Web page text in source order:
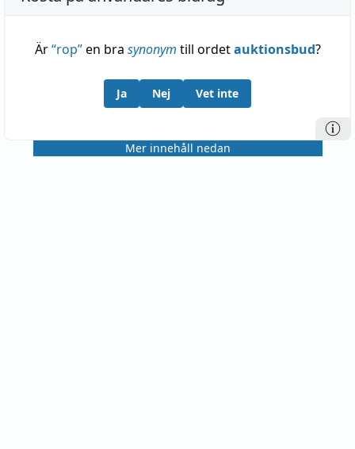
ävensom svenskastyggeni samma betydelse —
Är“rop”en bra synonym till ordetauktionsbud?
Ja Nej Vet inte
Mer innehåll nedan